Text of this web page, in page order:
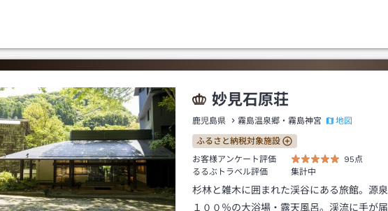
妙見石原荘
鹿児島県 霧島温泉郷・霧島神宮 地図
ふるさと納税対象施設
お客様アンケート評価
95点
るるぶトラベル評価
集計中
杉林と雑木に囲まれた渓谷にある旅館。源泉
１００％の大浴場・露天風呂。渓流に手が届